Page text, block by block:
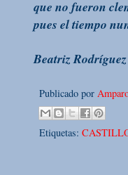
que no fueron
pues el tiempo
Beatriz
Publicado por
Etiquetas: